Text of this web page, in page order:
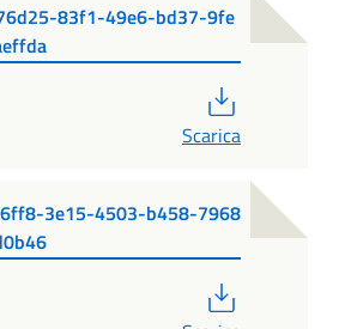
83f1-49e6-bd37-9fe
Scarica
3e15-4503-b458-7968